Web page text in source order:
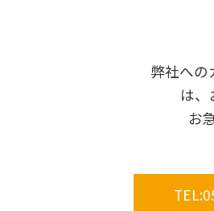
弊社への
は、
お